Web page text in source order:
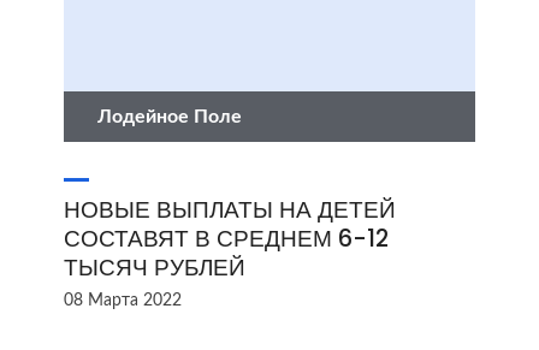
Лодейное Поле
НОВЫЕ ВЫПЛАТЫ НА ДЕТЕЙ
СОСТАВЯТ В СРЕДНЕМ 6-12
ТЫСЯЧ РУБЛЕЙ
08 Марта 2022